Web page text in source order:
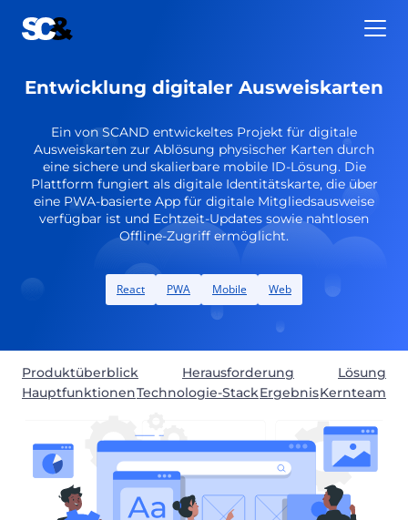
Inhalt
Entwicklung digitaler Ausweiskarten
Ein von SCAND entwickeltes Projekt für digitale
Ausweiskarten zur Ablösung physischer Karten durch
eine sichere und skalierbare mobile ID-Lösung. Die
Plattform fungiert als digitale Identitätskarte, die über
eine PWA-basierte App für digitale Mitgliedsausweise
verfügbar ist und Echtzeit-Updates sowie nahtlosen
Offline-Zugriff ermöglicht.
React PWA Mobile Web
Produktüberblick Herausforderung
Lösung
HauptfunktionenTechnologie-StackErgebnisKernteam